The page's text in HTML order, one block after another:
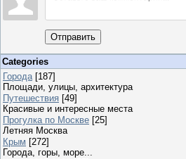
Отправить
Categories
Города [187]
Площади, улицы, архитектура
Путешествия [49]
Красивые и интересные места
Прогулка по Москве [25]
Летняя Москва
Крым [272]
Города, горы, море...